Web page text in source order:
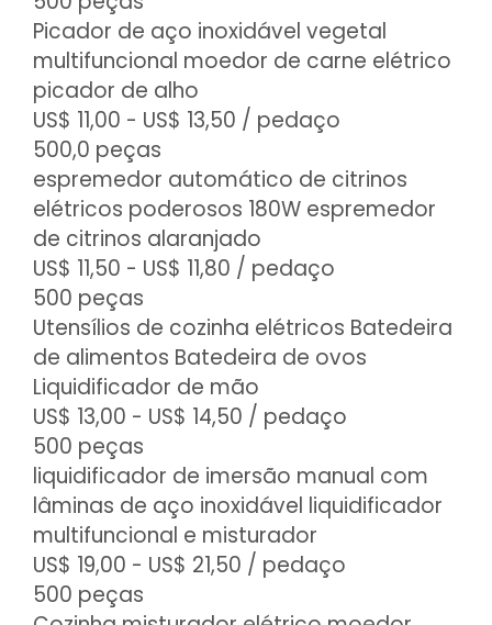
Picador de aço inoxidável vegetal
multifuncional moedor de carne elétrico
picador de alho
US$ 11,00 - US$ 13,50 / pedaço
500,0 peças
espremedor automático de citrinos
elétricos poderosos 180W espremedor
de citrinos alaranjado
US$ 11,50 - US$ 11,80 / pedaço
500 peças
Utensílios de cozinha elétricos Batedeira
de alimentos Batedeira de ovos
Liquidificador de mão
US$ 13,00 - US$ 14,50 / pedaço
500 peças
liquidificador de imersão manual com
lâminas de aço inoxidável liquidificador
multifuncional e misturador
US$ 19,00 - US$ 21,50 / pedaço
500 peças